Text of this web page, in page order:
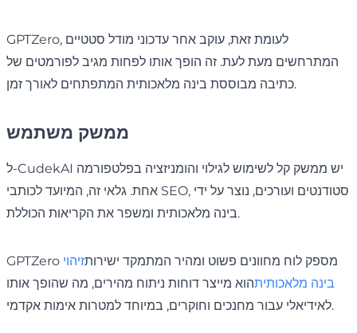
GPTZero, לעומת זאת, עוקב אחר עדכוני מודל סטטיים
המתרחשים מעת לעת. זה הופך אותו לפחות מגיב לפורמטים של
כתיבה מבוססת בינה מלאכותית המתפתחים לאורך זמן.
ממשק משתמש
ל-CudekAI יש ממשק קל לשימוש לגילוי והומניזציה בפלטפורמה
אחת. גלאי זה, המיועד לכותבי SEO, סטודנטים ועורכים, נוצר על ידי
בינה מלאכותית ומשפר את הקריאות הכוללת.
GPTZero מספק לוח מחוונים פשוט ומהיר המתמקד ישירותזיהוי
בינה מלאכותיתהוא מייצר דוחות ניתוח מהירים, מה שהופך אותו
לאידיאלי עבור מחנכים וחוקרים, במיוחד למטרות אימות אקדמי.